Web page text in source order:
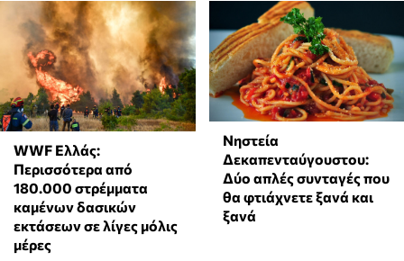
WWF Ελλάς:
Περισσότερα από
180.000 στρέμματα
καμένων δασικών
εκτάσεων σε λίγες μόλις
μέρες
Νηστεία
Δεκαπενταύγουστου:
Δύο απλές συνταγές που
θα φτιάχνετε ξανά και
ξανά